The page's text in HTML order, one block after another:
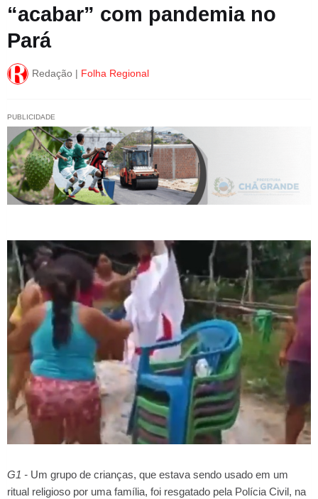
“acabar” com pandemia no
Pará
Redação | Folha Regional
PUBLICIDADE
G1 - Um grupo de crianças, que estava sendo usado em um
ritual religioso por uma família, foi resgatado pela Polícia Civil, na